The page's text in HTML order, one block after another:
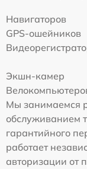
Навигаторов
GPS-ошейников
Экшн-камер
Мы занимаемся
обслуживанием
гарантийного
работает
авторизации от